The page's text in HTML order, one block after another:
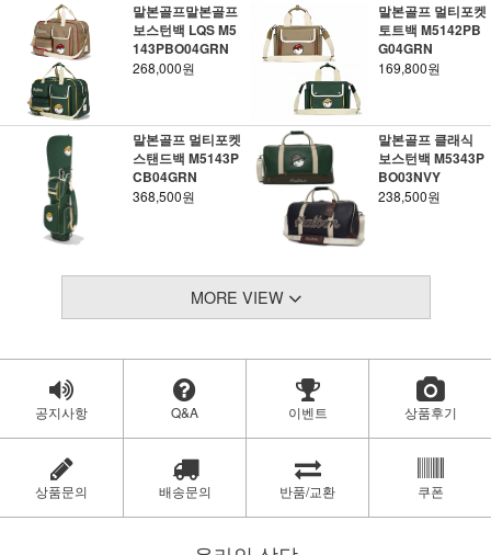
말본골프말본골프
보스턴백 LQS M5
143PBO04GRN
268,000원
말본골프 멀티포켓
토트백 M5142PB
G04GRN
169,800원
말본골프 멀티포켓
스탠드백 M5143P
CB04GRN
368,500원
말본골프 클래식
보스턴백 M5343P
BO03NVY
238,500원
MORE VIEW
공지사항 Q&A 이벤트 상품후기
상품문의 배송문의 반품/교환 쿠폰